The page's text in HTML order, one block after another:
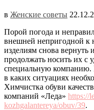
в Женские советы
Порой погода и
внешней непригодной к
изделиям снова
продолжать носить их с
специальную компанию.
в каких ситуациях
Химчистка обуви
компаний «Леда» https://
kozhgalantereya/obuv/39.